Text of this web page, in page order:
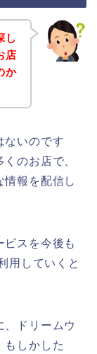
し
店
か
ないのです
のお店で、
情報を配信し
ビスを今後も
用していくと
、ドリームウ
もしかした